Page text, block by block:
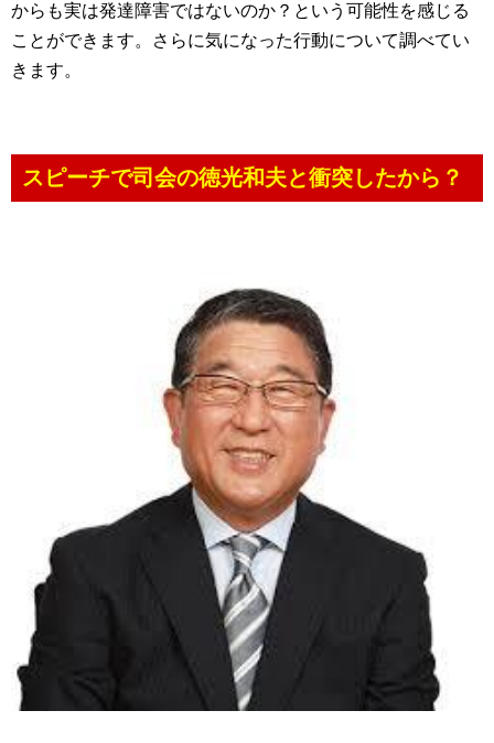
からも実は発達障害ではないのか？という可能性を感じる
ことができます。さらに気になった行動について調べてい
きます。
スピーチで司会の徳光和夫と衝突したから？